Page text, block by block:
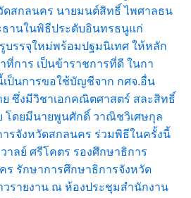
ดสกลนคร นายมนต์สิทธิ์ ไพศาลธน
ธานในพิธีประดับอินทรธนูแก่
บรรจุใหม่พร้อมปฐมนิเทศ ให้หลัก
ที่การ เป็นข้าราชการที่ดี ในกา
เป็นการขอใช้บัญชีจาก กศจ.อื่น
ย ซึ่งมีวิชาเอกคณิตศาสตร์ สละสิทธิ์
โดยมีนายพูนศักดิ์ วาณิชวิเศษกุล
ารจังหวัดสกลนคร ร่วมพิธีในครั้งนี้
าลย์ ศรีโคตร รองศึกษาธิการ
ร รักษาการศึกษาธิการจังหวัด
วรายงาน ณ ห้องประชุมสำนักงาน